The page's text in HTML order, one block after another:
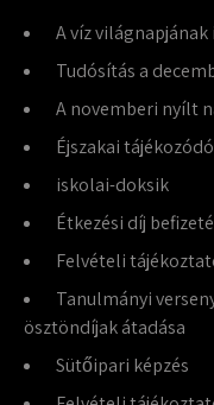
A víz
Tudósítás a
A novemberi nyílt
Éjszakai
iskolai-doksik
Étkezési díj
Felvételi
Tanulmányi
ösztöndíjak átadása
Sütőipari képzés